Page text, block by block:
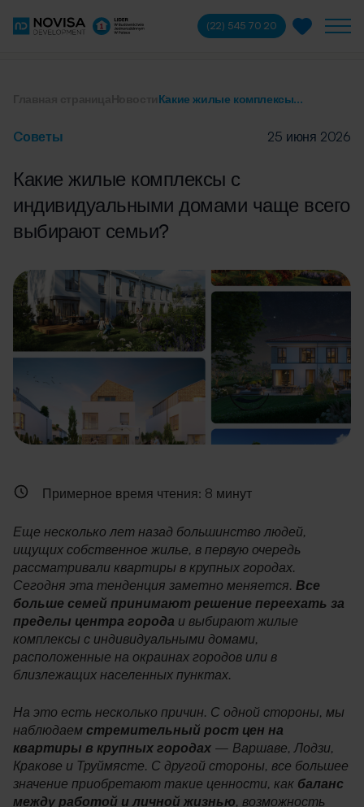
(22) 545 70 20
Какие жилые комплексы...
Cоветы 25 июня 2026
Какие жилые комплексы с
индивидуальными домами чаще всего
выбирают семьи?
Примерное время чтения: 8 минут
Еще несколько лет назад большинство людей,
ищущих собственное жилье, в первую очередь
рассматривали квартиры в крупных городах.
Сегодня эта тенденция заметно меняется. Все
больше семей принимают решение переехать за
пределы центра города и выбирают жилые
комплексы с индивидуальными домами,
расположенные на окраинах городов или в
близлежащих населенных пунктах.
На это есть несколько причин. С одной стороны, мы
наблюдаем стремительный рост цен на
квартиры в крупных городах — Варшаве, Лодзи,
Кракове и Труймясте. С другой стороны, все большее
значение приобретают такие ценности, как баланс
между работой и личной жизнью, возможность